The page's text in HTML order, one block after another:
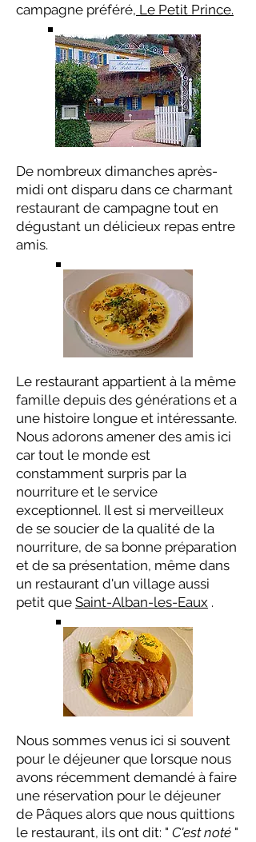
campagne préféré, Le Petit Prince.
De nombreux dimanches après-
midi ont disparu dans ce charmant
restaurant de campagne tout en
dégustant un délicieux repas entre
amis.
Le restaurant appartient à la même
famille depuis des générations et a
une histoire longue et intéressante.
Nous adorons amener des amis ici
car tout le monde est
constamment surpris par la
nourriture et le service
exceptionnel. Il est si merveilleux
de se soucier de la qualité de la
nourriture, de sa bonne préparation
et de sa présentation, même dans
un restaurant d'un village aussi
petit que Saint-Alban-les-Eaux .
Nous sommes venus ici si souvent
pour le déjeuner que lorsque nous
avons récemment demandé à faire
une réservation pour le déjeuner
de Pâques alors que nous quittions
le restaurant, ils ont dit: " C'est noté "